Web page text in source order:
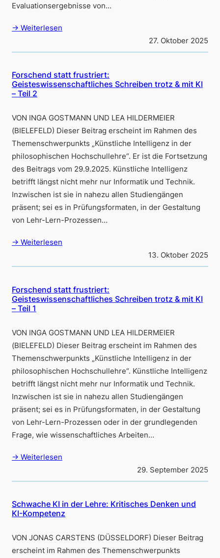
Evaluationsergebnisse von…
→ Weiterlesen
27. Oktober 2025
Forschend statt frustriert:
Geisteswissenschaftliches Schreiben trotz & mit KI
– Teil 2
VON INGA GOSTMANN UND LEA HILDERMEIER
(BIELEFELD) Dieser Beitrag erscheint im Rahmen des
Themenschwerpunkts „Künstliche Intelligenz in der
philosophischen Hochschullehre“. Er ist die Fortsetzung
des Beitrags vom 29.9.2025. Künstliche Intelligenz
betrifft längst nicht mehr nur Informatik und Technik.
Inzwischen ist sie in nahezu allen Studiengängen
präsent; sei es in Prüfungsformaten, in der Gestaltung
von Lehr-Lern-Prozessen…
→ Weiterlesen
13. Oktober 2025
Forschend statt frustriert:
Geisteswissenschaftliches Schreiben trotz & mit KI
– Teil 1
VON INGA GOSTMANN UND LEA HILDERMEIER
(BIELEFELD) Dieser Beitrag erscheint im Rahmen des
Themenschwerpunkts „Künstliche Intelligenz in der
philosophischen Hochschullehre“. Künstliche Intelligenz
betrifft längst nicht mehr nur Informatik und Technik.
Inzwischen ist sie in nahezu allen Studiengängen
präsent; sei es in Prüfungsformaten, in der Gestaltung
von Lehr-Lern-Prozessen oder in der grundlegenden
Frage, wie wissenschaftliches Arbeiten…
→ Weiterlesen
29. September 2025
Schwache KI in der Lehre: Kritisches Denken und
KI-Kompetenz
VON JONAS CARSTENS (DÜSSELDORF) Dieser Beitrag
erscheint im Rahmen des Themenschwerpunkts